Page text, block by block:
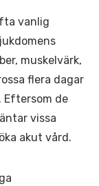
vanlig
muskelvärk,
flera dagar
Eftersom de
vissa
akut vård.